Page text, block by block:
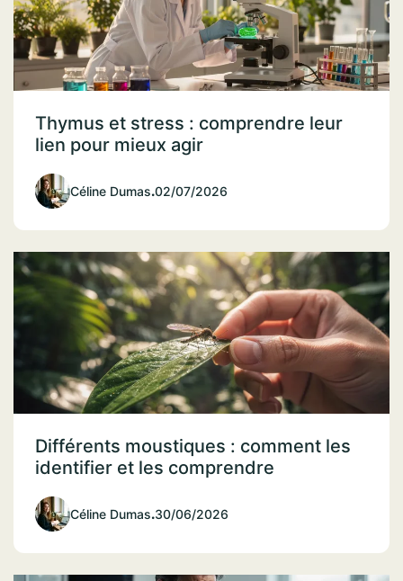
Thymus et stress : comprendre leur
lien pour mieux agir
Céline Dumas.02/07/2026
Différents moustiques : comment les
identifier et les comprendre
Céline Dumas.30/06/2026